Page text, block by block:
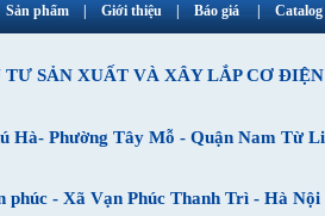
Sản phẩm Giới thiệu Báo giá
SẢN XUẤT VÀ XÂY LẮP CƠ ĐIỆN
Hà- Phường Tây Mỗ - Quận Nam Từ
- Xã Vạn Phúc Thanh Trì - Hà Nội